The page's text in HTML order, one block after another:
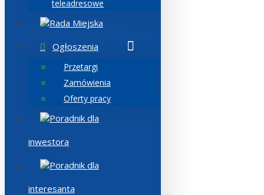
teleadresowe
Rada Miejska
Ogłoszenia
Przetargi
Zamówienia
Oferty pracy
Poradnik dla
inwestora
Poradnik dla
interesanta